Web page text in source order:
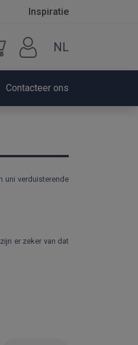
Inspiratie
NL
Contacteer ons
uni verduisterende
er zeker van dat